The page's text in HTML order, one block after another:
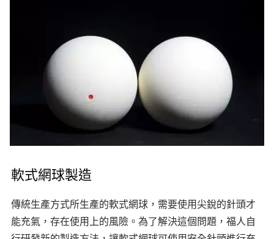
軟式網球製造
傳統生產方式所生產的軟式網球，需要使用尖銳的針頭才
能充氣，存在使用上的風險。為了解決這個問題，福人自